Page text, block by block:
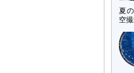
夏
空